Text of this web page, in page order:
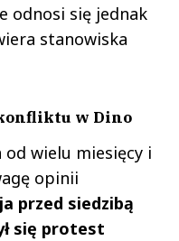
odnosi się jednak
stanowiska
w Dino
od wielu miesięcy i
opinii
przed siedzibą
się protest